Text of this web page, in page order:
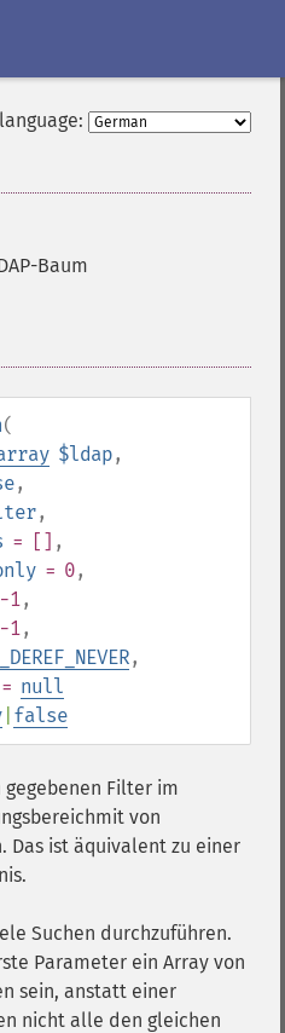
Baum
(
$ldap,
,
,
= [] ,
= 0,
1,
1,
,
= null
false
Filter im
von
Das ist äquivalent zu einer
Suchen durchzuführen.
Parameter ein Array von
sein, anstatt einer
nicht alle den gleichen